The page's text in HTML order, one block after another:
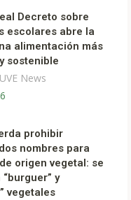
Decreto sobre
escolares abre la
alimentación más
sostenible
UVE News
prohibir
nombres para
origen vegetal: se
y
vegetales